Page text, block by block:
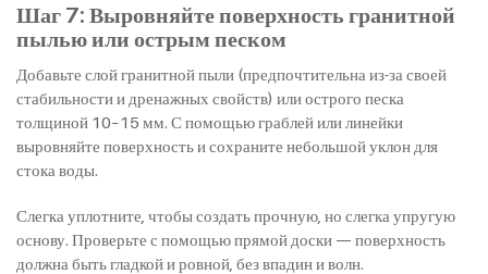
Шаг 7: Выровняйте поверхность гранитной
пылью или острым песком
Добавьте слой гранитной пыли (предпочтительна из-за своей
стабильности и дренажных свойств) или острого песка
толщиной 10–15 мм. С помощью граблей или линейки
выровняйте поверхность и сохраните небольшой уклон для
стока воды.
Слегка уплотните, чтобы создать прочную, но слегка упругую
основу. Проверьте с помощью прямой доски — поверхность
должна быть гладкой и ровной, без впадин и волн.